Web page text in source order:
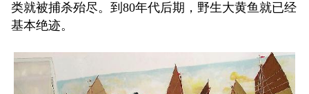
类就被捕杀殆尽。到80年代后期，野生大黄鱼就已经
基本绝迹。